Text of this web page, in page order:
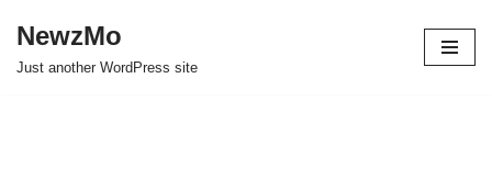
Skip
NewzMo
Just another WordPress site